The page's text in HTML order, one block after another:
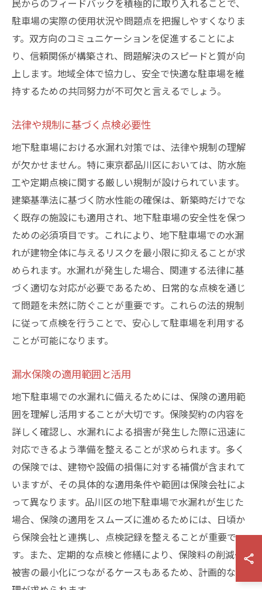
民からのフィードバックを積極的に取り入れることで、
駐車場の実際の使用状況や問題点を把握しやすくなりま
す。双方向のコミュニケーションを促進することによ
り、信頼関係が構築され、問題解決のスピードと質が向
上します。地域全体で協力し、安全で快適な駐車場を維
持するための共同努力が不可欠と言えるでしょう。
法律や規制に基づく点検必要性
地下駐車場における水漏れ対策では、法律や規制の理解
が欠かせません。特に東京都品川区においては、防水施
工や定期点検に関する厳しい規制が設けられています。
建築基準法に基づく防水性能の確保は、新築時だけでな
く既存の施設にも適用され、地下駐車場の安全性を保つ
ための必須項目です。これにより、地下駐車場での水漏
れが建物全体に与えるリスクを最小限に抑えることが求
められます。水漏れが発生した場合、関連する法律に基
づく適切な対応が必要であるため、日常的な点検を通じ
て問題を未然に防ぐことが重要です。これらの法的規制
に従って点検を行うことで、安心して駐車場を利用する
ことが可能になります。
漏水保険の適用範囲と活用
地下駐車場での水漏れに備えるためには、保険の適用範
囲を理解し活用することが大切です。保険契約の内容を
詳しく確認し、水漏れによる損害が発生した際に迅速に
対応できるよう準備を整えることが求められます。多く
の保険では、建物や設備の損傷に対する補償が含まれて
いますが、その具体的な適用条件や範囲は保険会社によ
って異なります。品川区の地下駐車場で水漏れが生じた
場合、保険の適用をスムーズに進めるためには、日頃か
ら保険会社と連携し、点検記録を整えることが重要で
す。また、定期的な点検と修繕により、保険料の削減や
被害の最小化につながるケースもあるため、計画的な管